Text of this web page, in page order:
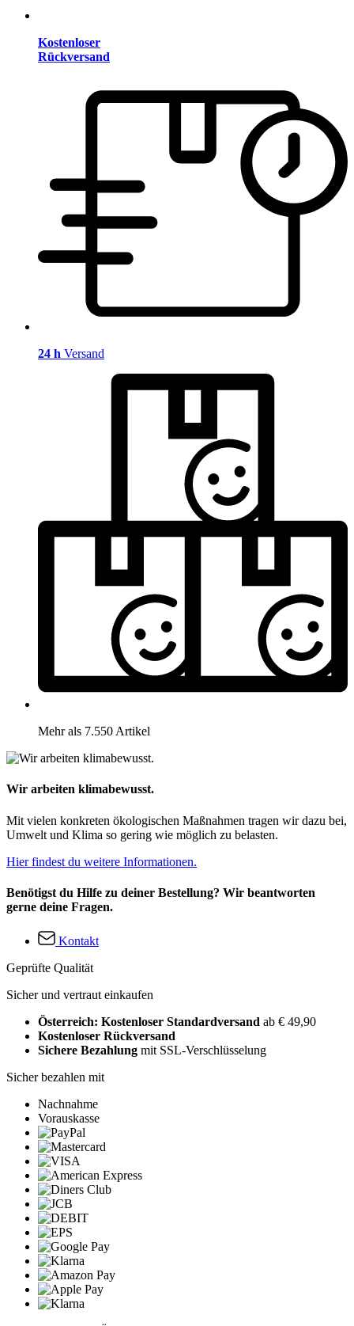
Kostenloser
Rückversand
24 h Versand
Mehr als 7.550 Artikel
Wir arbeiten klimabewusst.
Mit vielen konkreten ökologischen Maßnahmen tragen wir dazu bei,
Umwelt und Klima so gering wie möglich zu belasten.
Hier findest du weitere Informationen.
Benötigst du Hilfe zu deiner Bestellung? Wir beantworten
gerne deine Fragen.
Kontakt
Geprüfte Qualität
Sicher und vertraut einkaufen
Österreich: Kostenloser Standardversand ab € 49,90
Kostenloser Rückversand
Sichere Bezahlung mit SSL-Verschlüsselung
Sicher bezahlen mit
Nachnahme
Vorauskasse